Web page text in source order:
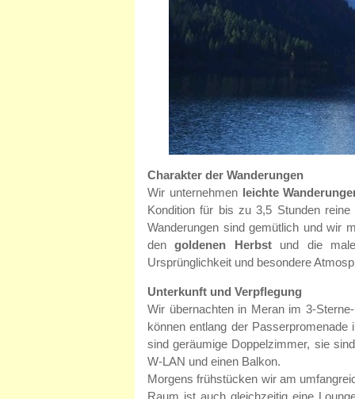
Charakter der Wanderungen
Wir unternehmen leichte
Kondition für bis zu 3,5 Stunden
Wanderungen sind gemütlich und wir
dengoldenen Herbstund die
Ursprünglichkeit und besondere
Unterkunft und Verpflegung
Wir übernachten in Meran im 3-
können entlang der Passerpromenade
sind geräumige Doppelzimmer, sie
W-LAN und einen Balkon.
Morgens frühstücken wir am
Raum ist auch gleichzeitig eine